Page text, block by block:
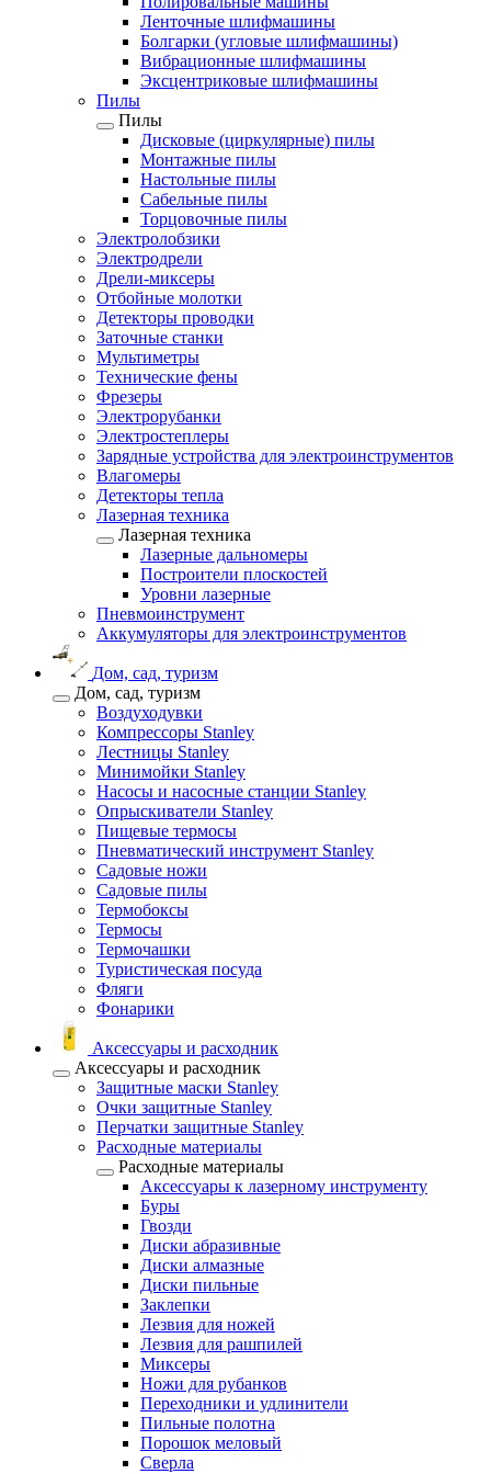
Ленточные шлифмашины
Болгарки (угловые шлифмашины)
Вибрационные шлифмашины
Эксцентриковые шлифмашины
Пилы
Пилы
Дисковые (циркулярные) пилы
Монтажные пилы
Настольные пилы
Сабельные пилы
Торцовочные пилы
Электролобзики
Электродрели
Дрели-миксеры
Отбойные молотки
Детекторы проводки
Заточные станки
Мультиметры
Технические фены
Фрезеры
Электрорубанки
Электростеплеры
Зарядные устройства для электроинструментов
Влагомеры
Детекторы тепла
Лазерная техника
Лазерная техника
Лазерные дальномеры
Построители плоскостей
Уровни лазерные
Пневмоинструмент
Аккумуляторы для электроинструментов
Дом, сад, туризм
Дом, сад, туризм
Воздуходувки
Компрессоры Stanley
Лестницы Stanley
Минимойки Stanley
Насосы и насосные станции Stanley
Опрыскиватели Stanley
Пищевые термосы
Пневматический инструмент Stanley
Садовые ножи
Садовые пилы
Термобоксы
Термосы
Термочашки
Туристическая посуда
Фляги
Фонарики
Аксессуары и расходник
Аксессуары и расходник
Защитные маски Stanley
Очки защитные Stanley
Перчатки защитные Stanley
Расходные материалы
Расходные материалы
Аксессуары к лазерному инструменту
Буры
Гвозди
Диски абразивные
Диски алмазные
Диски пильные
Заклепки
Лезвия для ножей
Лезвия для рашпилей
Миксеры
Ножи для рубанков
Переходники и удлинители
Пильные полотна
Порошок меловый
Сверла